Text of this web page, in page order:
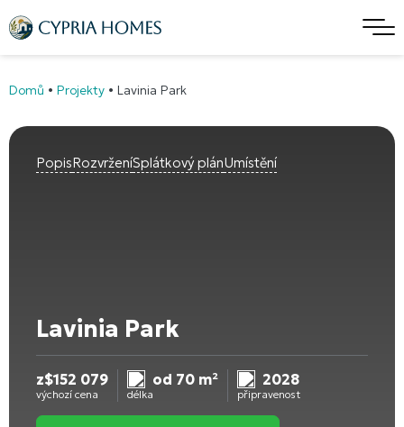
Domů • Projekty • Lavinia Park
PopisRozvrženíSplátkový plánUmístění
Lavinia Park
z$152 079
výchozí cena
od 70 m²
délka
2028
připravenost